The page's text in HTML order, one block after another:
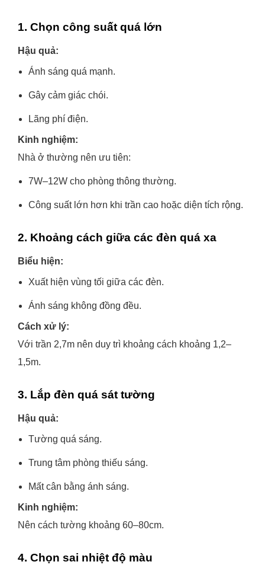
1. Chọn công suất quá lớn
Hậu quả:
Ánh sáng quá mạnh.
Gây cảm giác chói.
Lãng phí điện.
Kinh nghiệm:
Nhà ở thường nên ưu tiên:
7W–12W cho phòng thông thường.
Công suất lớn hơn khi trần cao hoặc diện tích rộng.
2. Khoảng cách giữa các đèn quá xa
Biểu hiện:
Xuất hiện vùng tối giữa các đèn.
Ánh sáng không đồng đều.
Cách xử lý:
Với trần 2,7m nên duy trì khoảng cách khoảng 1,2–
1,5m.
3. Lắp đèn quá sát tường
Hậu quả:
Tường quá sáng.
Trung tâm phòng thiếu sáng.
Mất cân bằng ánh sáng.
Kinh nghiệm:
Nên cách tường khoảng 60–80cm.
4. Chọn sai nhiệt độ màu